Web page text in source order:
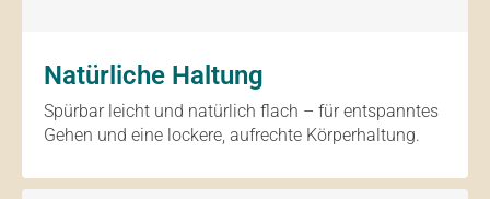
Natürliche Haltung
Spürbar leicht und natürlich flach – für entspanntes
Gehen und eine lockere, aufrechte Körperhaltung.